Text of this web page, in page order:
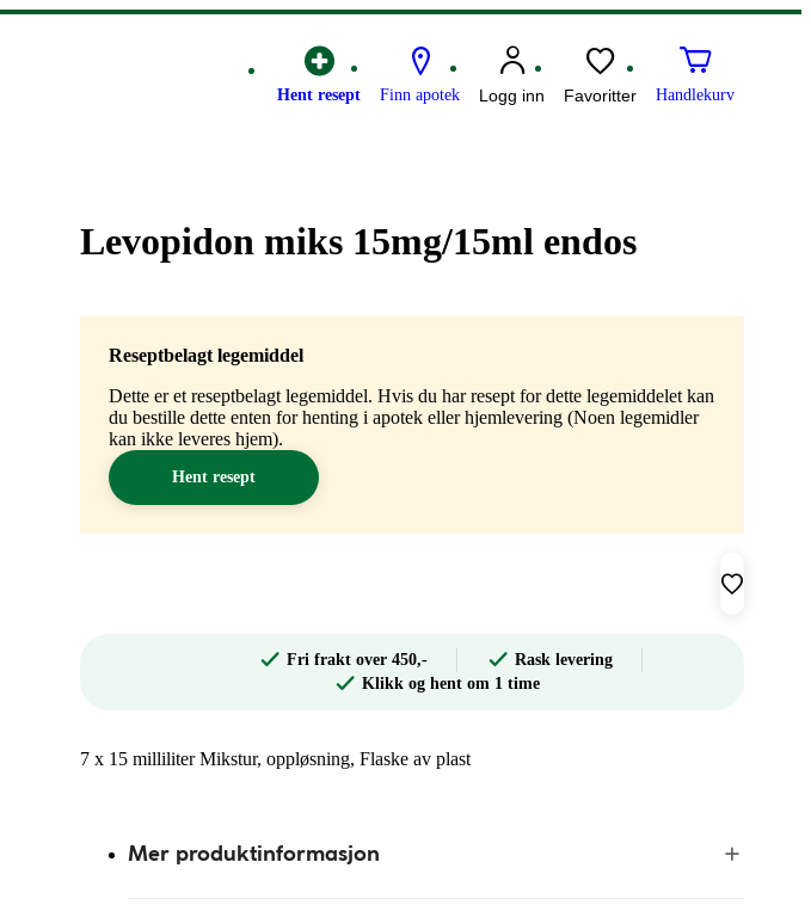
Hent resept Finn apotek Logg inn Favoritter Handlekurv
Levopidon miks 15mg/15ml endos
Reseptbelagt legemiddel
Dette er et reseptbelagt legemiddel. Hvis du har resept for dette legemiddelet kan
du bestille dette enten for henting i apotek eller hjemlevering (Noen legemidler
kan ikke leveres hjem).
Hent resept
Fri frakt over 450,-
Rask levering
Klikk og hent om 1 time
7 x 15 milliliter Mikstur, oppløsning, Flaske av plast
Mer produktinformasjon